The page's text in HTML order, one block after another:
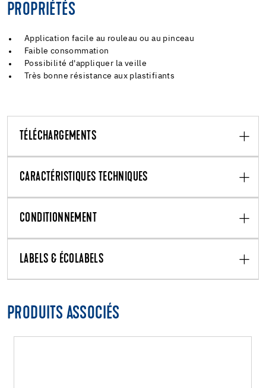
PROPRIÉTÉS
Application facile au rouleau ou au pinceau
Faible consommation
Possibilité d'appliquer la veille
Très bonne résistance aux plastifiants
TÉLÉCHARGEMENTS
CARACTÉRISTIQUES TECHNIQUES
CONDITIONNEMENT
LABELS & ÉCOLABELS
PRODUITS ASSOCIÉS